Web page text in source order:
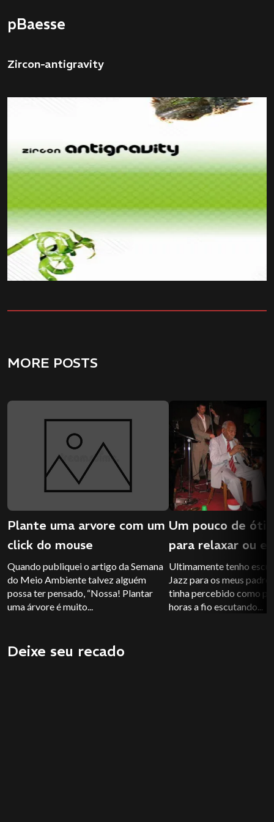
pBaesse
Zircon-antigravity
MORE POSTS
Plante uma arvore com um
click do mouse
Quando publiquei o artigo da Semana
do Meio Ambiente talvez alguém
possa ter pensado, “Nossa! Plantar
uma árvore é muito...
Um pouco de
para relaxar ou
Ultimamente tenho
Jazz para os meus
tinha percebido como
horas a fio escutando...
Deixe seu recado